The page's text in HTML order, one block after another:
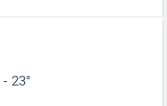
- 23°